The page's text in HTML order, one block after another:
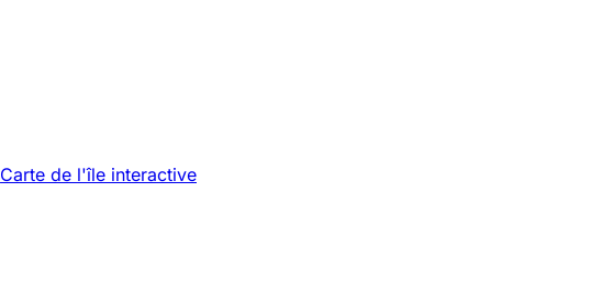
Carte de l'île interactive